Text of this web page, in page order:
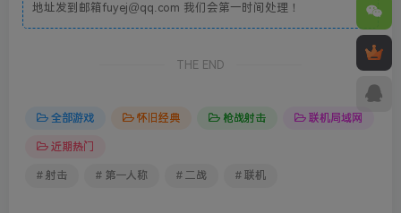
地址发到邮箱fuyej@qq.com 我们会第一时间处理！
THE END
全部游戏 怀旧经典 枪战射击 联机局域网
近期热门
# 射击 # 第一人称 # 二战 # 联机